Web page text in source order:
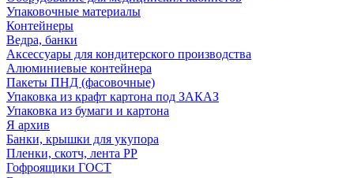
Упаковочные материалы
Контейнеры
Ведра, банки
Аксессуары для кондитерского производства
Алюминиевые контейнера
Пакеты ПНД (фасовочные)
Упаковка из крафт картона под ЗАКАЗ
Упаковка из бумаги и картона
Я архив
Банки, крышки для укупора
Пленки, скотч, лента РР
Гофроящики ГОСТ